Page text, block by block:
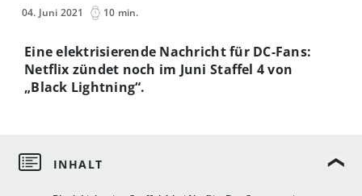
04. Juni 2021 10 min.
Eine elektrisierende Nachricht für DC-Fans:
Netflix zündet noch im Juni Staffel 4 von
„Black Lightning“.